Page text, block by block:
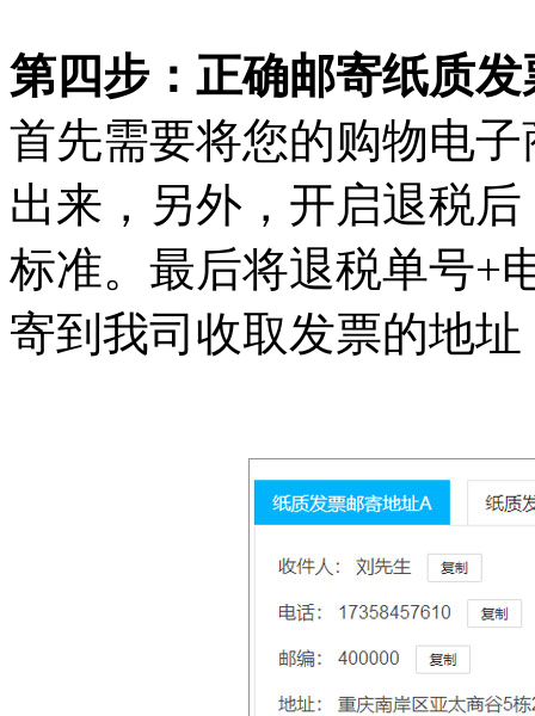
第四步：正确邮寄纸质
首先需要将您的购物电
出来，另外，开启退税
标准。最后将退税单号+
寄到我司收取发票的地